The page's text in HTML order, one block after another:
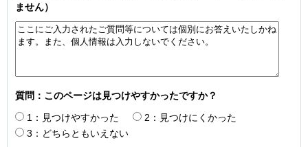
ません）
質問：このページは見つけやすかったですか？
1：見つけやすかった
2：見つけにくかった
3：どちらともいえない